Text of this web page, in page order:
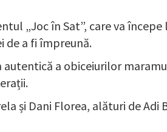
„Joc în Sat”, care va începe
de a fi împreună.
a obiceiurilor
și Dani Florea, alături de Adi